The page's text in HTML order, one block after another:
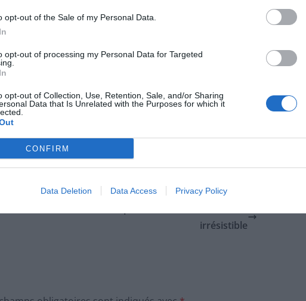
opt-out of the Sale of my Personal Data.
opt-out of processing my Personal Data for Targeted
opt-out of Collection, Use, Retention, Sale, and/or Sharing
Data that Is Unrelated with the Purposes for which it
CONFIRM
Data Deletion Data Access Privacy Policy
de fraises, de framboises ou de tranches de banane.
avec de la pâte à tartiner maison ou du chocolat
touche encore plus festive, saupoudrez-les de sucre
pouvez aussi ajouter des éclats de noix, noisettes ou
crêpes d’une boule de glace à la vanille ou de caramel, et
permettent de faire de la crêpe un véritable moment
irrésistible